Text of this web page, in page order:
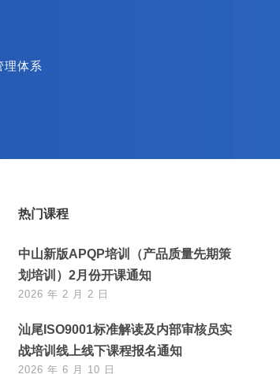
理体系
热门课程
中山新版APQP培训（产品质量先期策
划培训）2月份开课通知
2026 年 2 月 2 日
汕尾ISO9001标准解读及内部审核员实
战培训线上线下课程报名通知
2026 年 6 月 10 日